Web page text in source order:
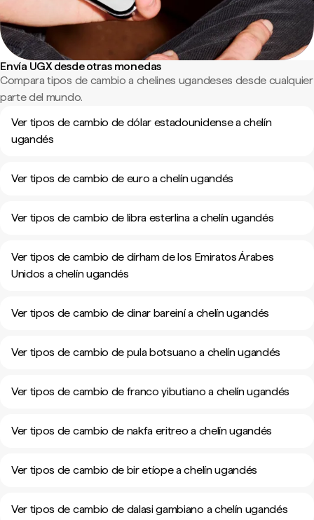
Envía UGX desde otras monedas
Compara tipos de cambio a chelines ugandeses desde cualquier
parte del mundo.
Ver tipos de cambio de dólar estadounidense a chelín
ugandés
Ver tipos de cambio de euro a chelín ugandés
Ver tipos de cambio de libra esterlina a chelín ugandés
Ver tipos de cambio de dírham de los Emiratos Árabes
Unidos a chelín ugandés
Ver tipos de cambio de dinar bareiní a chelín ugandés
Ver tipos de cambio de pula botsuano a chelín ugandés
Ver tipos de cambio de franco yibutiano a chelín ugandés
Ver tipos de cambio de nakfa eritreo a chelín ugandés
Ver tipos de cambio de bir etíope a chelín ugandés
Ver tipos de cambio de dalasi gambiano a chelín ugandés